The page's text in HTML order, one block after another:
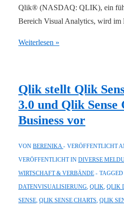
Qlik® (NASDAQ: QLIK), ein
Bereich Visual Analytics, wird
Qlik
Wachstumspotenziale
identifizieren
–
dem
vollen
Potenzial
von
Datenanalysen
Weiterlesen »
Qlik stellt Qlik
3.0 und Qlik Sense
Business vor
VON BERENIKA VERÖFFENTLICHT
VERÖFFENTLICHT IN DIVERSE
WIRTSCHAFT & VERBÄNDE
DATENVISUALISIERUNG QLIK QLIK
SENSE QLIK SENSE CHARTS QLIK